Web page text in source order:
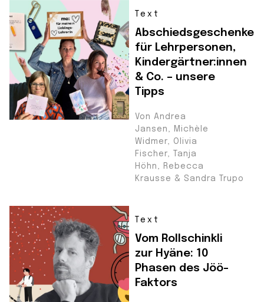
Text
Abschiedsgeschenke
für Lehrpersonen,
Kindergärtner:innen
& Co. – unsere
Tipps
Von Andrea
Jansen, Michèle
Widmer, Olivia
Fischer, Tanja
Höhn, Rebecca
Krausse & Sandra Trupo
Text
Vom Rollschinkli
zur Hyäne: 10
Phasen des Jöö-
Faktors